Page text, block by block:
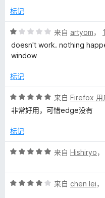
标记
评
分
1
5
来自 artyom，
doesn't work. nothing
window
标记
评
分
/
来自 Firefox
非常好用，可惜edge没有
标记
评
/
来自 Hishiryo，
评
来自 chen lei，